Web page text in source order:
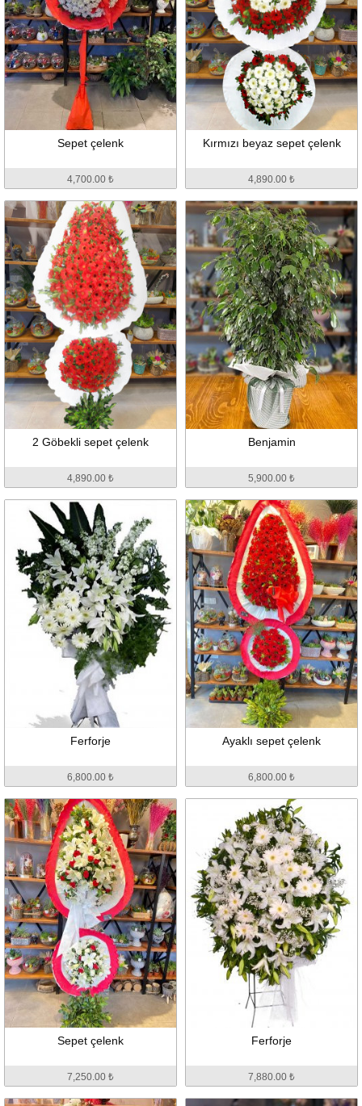
Sepet çelenk
4,700.00 ₺
Kırmızı beyaz sepet çelenk
4,890.00 ₺
2 Göbekli sepet çelenk
4,890.00 ₺
Benjamin
5,900.00 ₺
Ferforje
6,800.00 ₺
Ayaklı sepet çelenk
6,800.00 ₺
Sepet çelenk
7,250.00 ₺
Ferforje
7,880.00 ₺